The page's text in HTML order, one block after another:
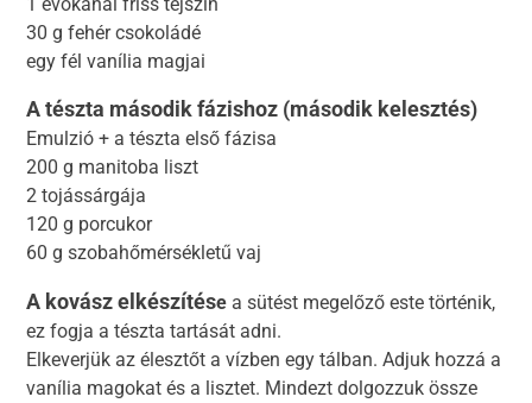
30 g fehér csokoládé
egy fél vanília magjai
A tészta második fázishoz (második kelesztés)
Emulzió + a tészta első fázisa
200 g manitoba liszt
2 tojássárgája
120 g porcukor
60 g szobahőmérsékletű vaj
A kovász elkészítése a sütést megelőző este történik,
ez fogja a tészta tartását adni.
Elkeverjük az élesztőt a vízben egy tálban. Adjuk hozzá a
vanília magokat és a lisztet. Mindezt dolgozzuk össze